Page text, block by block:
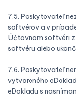
7.5. Poskytovateľ
softvérov a v
Účtovnom softvéri
softvéru alebo
7.6. Poskytovateľ
vytvoreného
eDokladu s